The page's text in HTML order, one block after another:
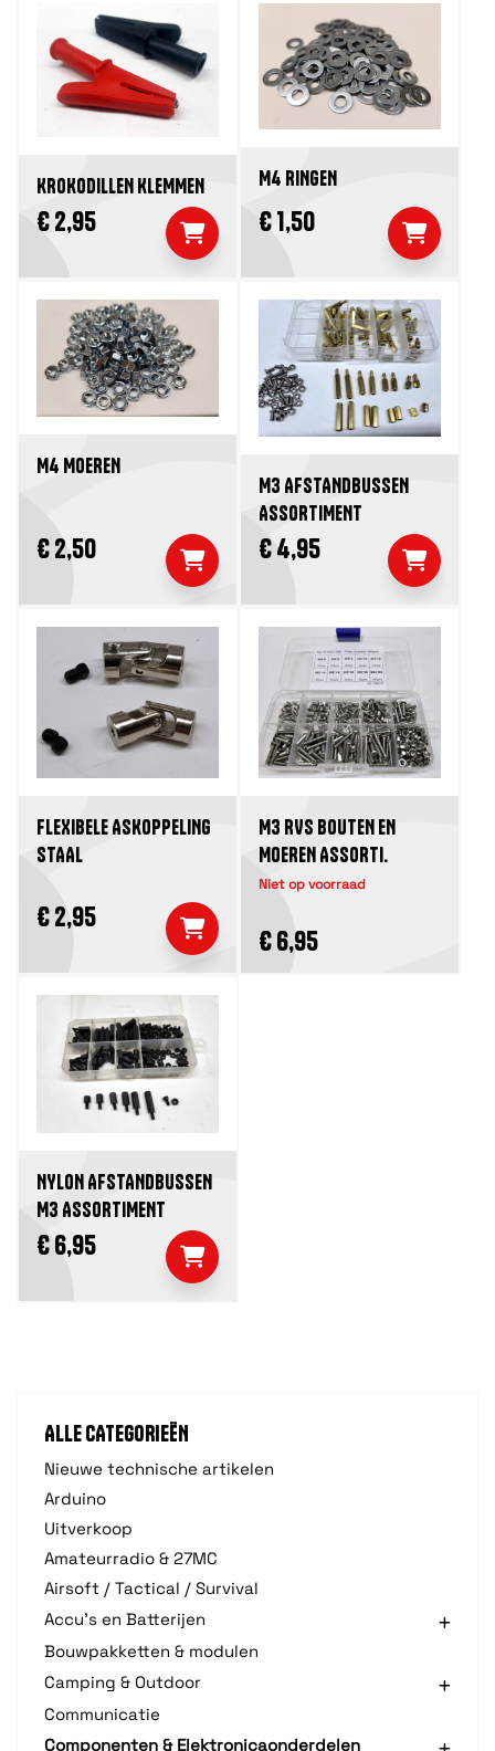
ALLE CATEGORIEËN
Nieuwe technische artikelen
Arduino
Uitverkoop
Amateurradio & 27MC
Airsoft / Tactical / Survival
Accu's en Batterijen
Bouwpakketten & modulen
Camping & Outdoor
Communicatie
Componenten & Elektronicaonderdelen
KROKODILLEN KLEMMEN
€ 2,95
M4 RINGEN
€ 1,50
M4 MOEREN
€ 2,50
M3 AFSTANDBUSSEN
ASSORTIMENT
€ 4,95
FLEXIBELE ASKOPPELING
STAAL
€ 2,95
M3 RVS BOUTEN EN
MOEREN ASSORTI.
Niet op voorraad
€ 6,95
NYLON AFSTANDBUSSEN
M3 ASSORTIMENT
€ 6,95